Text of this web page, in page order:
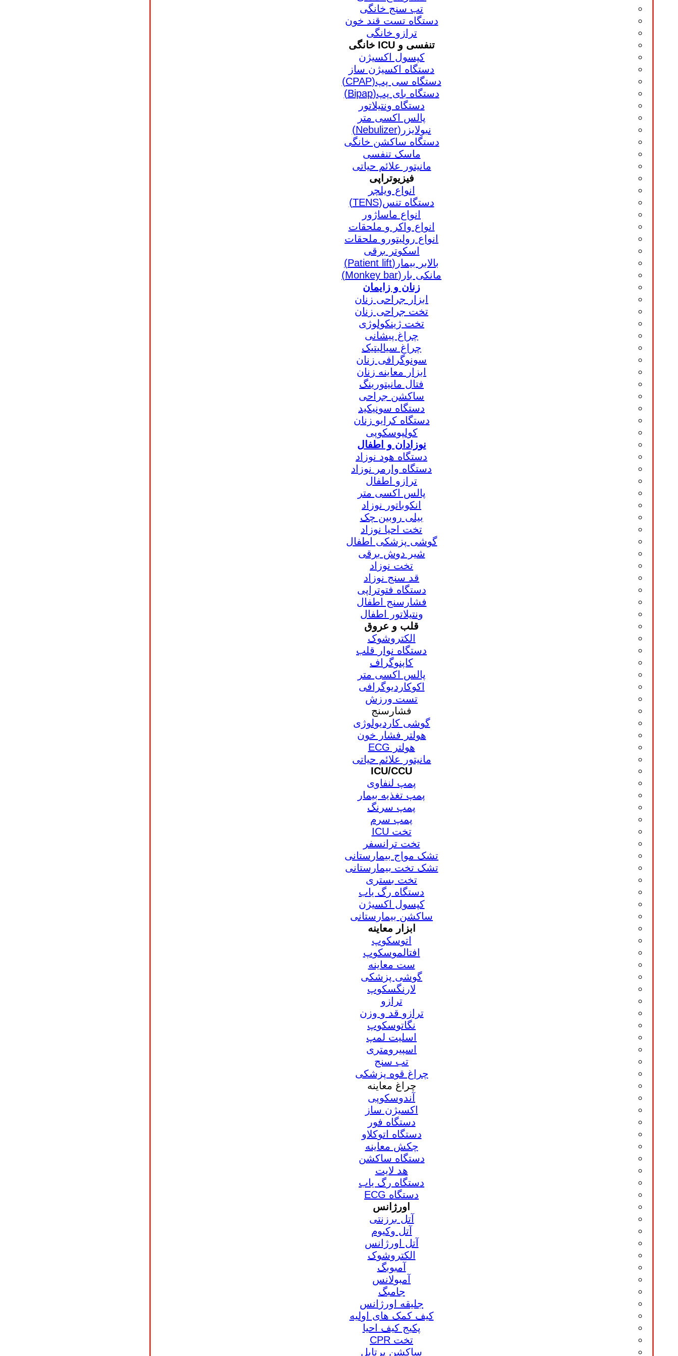
تب سنج خانگی
دستگاه تست قند خون
ترازو خانگی
تنفسی و ICU خانگی
کپسول اکسیژن
دستگاه اکسیژن ساز
دستگاه سی پپ(CPAP)
دستگاه بای پپ(Bipap)
دستگاه ونتیلاتور
پالس اکسی متر
نبولایزر(Nebulizer)
دستگاه ساکشن خانگی
ماسک تنفسی
مانیتور علائم حیاتی
فیزیوتراپی
انواع ویلچر
دستگاه تنس(TENS)
انواع ماساژور
انواع واکر و ملحقات
انواع رولیتورو ملحقات
اسکوتر برقی
بالابر بیمار(Patient lift)
مانکی بار(Monkey bar)
زنان و زایمان
ابزار جراحی زنان
تخت جراحی زنان
تخت ژینکولوژی
چراغ پیشانی
چراغ سیالیتیک
سونوگرافی زنان
ابزار معاینه زنان
فتال مانیتورینگ
ساکشن جراحی
دستگاه سونیکید
دستگاه کرایو زنان
کولپوسکوپی
نوزادان و اطفال
دستگاه هود نوزاد
دستگاه وارمر نوزاد
ترازو اطفال
پالس اکسی متر
انکوباتور نوزاد
بیلی روبین چک
تخت احیا نوزاد
گوشی پزشکی اطفال
شیر دوش برقی
تخت نوزاد
قد سنج نوزاد
دستگاه فتوتراپی
فشارسنج اطفال
ونتیلاتور اطفال
قلب و عروق
الکتروشوک
دستگاه نوار قلب
کاپنوگراف
پالس اکسی متر
اکوکاردیوگرافی
تست ورزش
فشارسنج
گوشی کاردیولوژی
هولتر فشار خون
هولتر ECG
مانیتور علائم حیاتی
ICU/CCU
پمپ لنفاوی
پمپ تغذیه بیمار
پمپ سرنگ
پمپ سرم
تخت ICU
تخت ترانسفر
تشک مواج بیمارستانی
تشک تخت بیمارستانی
تخت بستری
دستگاه رگ یاب
کپسول اکسیژن
ساکشن بیمارستانی
ابزار معاینه
اتوسکوپ
افتالموسکوپ
ست معاینه
گوشی پزشکی
لارنگسکوپ
ترازو
ترازو قد و وزن
نگاتوسکوپ
اسلیت لمپ
اسپیرومتری
تب سنج
چراغ قوه پزشکی
چراغ معاینه
آندوسکوپی
اکسیژن ساز
دستگاه فور
دستگاه اتوکلاو
چکش معاینه
دستگاه ساکشن
هد لایت
دستگاه رگ یاب
دستگاه ECG
اورژانس
آتل برزنتی
آتل وکیوم
آتل اورژانس
الکتروشوک
آمبوبگ
آمبولانس
جامبگ
جلیقه اورژانس
کیف کمک های اولیه
پکیج کیف احیا
تخت CPR
ساکشن پرتابل